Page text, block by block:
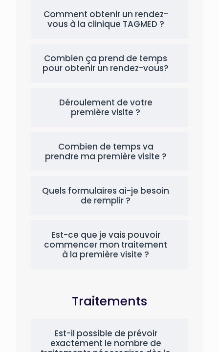
Comment obtenir un rendez-
vous à la clinique TAGMED ?
Combien ça prend de temps
pour obtenir un rendez-vous?
Déroulement de votre
première visite ?
Combien de temps va
prendre ma première visite ?
Quels formulaires ai-je besoin
de remplir ?
Est-ce que je vais pouvoir
commencer mon traitement
à la première visite ?
Traitements
Est-il possible de prévoir
exactement le nombre de